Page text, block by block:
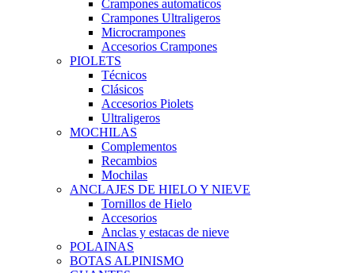
Crampones automaticos
Crampones Ultraligeros
Microcrampones
Accesorios Crampones
PIOLETS
Técnicos
Clásicos
Accesorios Piolets
Ultraligeros
MOCHILAS
Complementos
Recambios
Mochilas
ANCLAJES DE HIELO Y NIEVE
Tornillos de Hielo
Accesorios
Anclas y estacas de nieve
POLAINAS
BOTAS ALPINISMO